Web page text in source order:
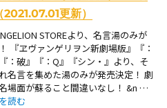
更新）
STOREより、名言湯のみが
『ヱヴァンゲリヲン新劇場版』『：
：破』『：Q』『シン・』より、そ
名言を集めた湯のみが発売決定！ 劇
場面が蘇ること間違いなし！ &n …
商品：劇場版シリーズの名セリフがた
読む